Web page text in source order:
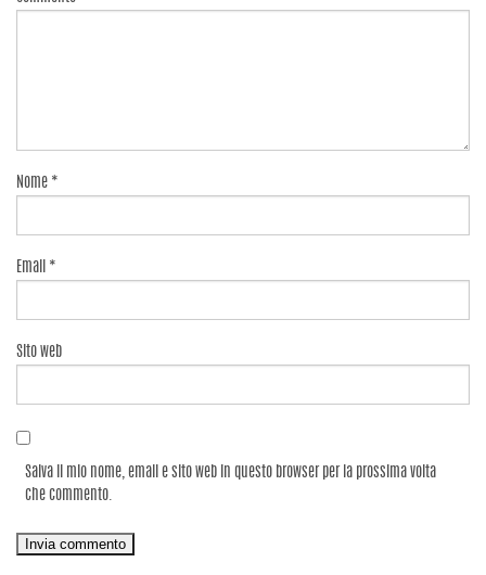
Nome *
Email *
Sito web
Salva il mio nome, email e sito web in questo browser per la prossima volta
che commento.